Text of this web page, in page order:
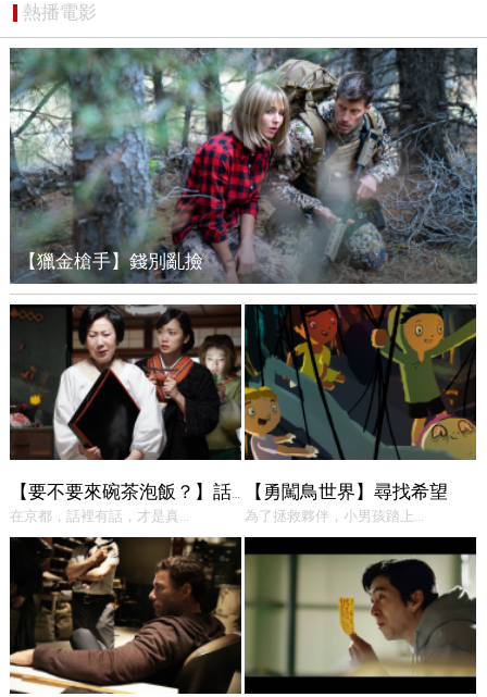
熱播電影
【獵金槍手】錢別亂撿
【要不要來碗茶泡飯？】話中有話
在京都，話裡有話，才是真...
【勇闖鳥世界】尋找希望
為了拯救夥伴，小男孩踏上...